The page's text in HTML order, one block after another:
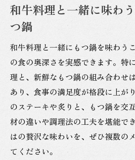
和牛料理と一緒に味わ
つ鍋
和牛料理と一緒にもつ鍋を味わう
の食の奥深さを実感できます。特
理と、新鮮なもつ鍋の組み合わせ
あり、食事の満足度が格段に上が
のステーキや炙りと、もつ鍋を交
材の違いや調理法の工夫を堪能で
はの贅沢な味わいを、ぜひ複数の
てください。